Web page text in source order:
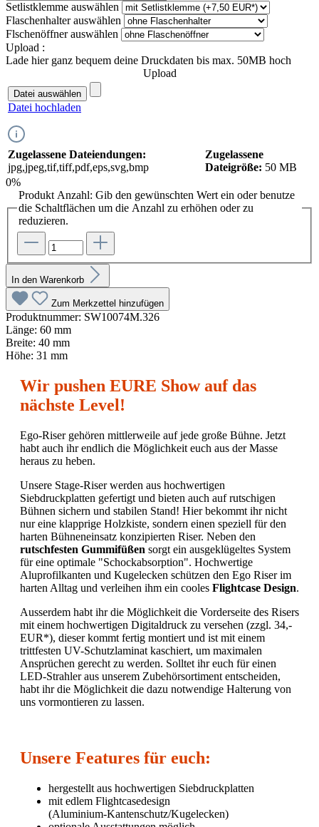
Setlistklemme auswählen
Flaschenhalterauswählen
Flschenöffnerauswählen
Upload :
Lade hier ganz bequem deine Druckdaten bis max. 50MB hoch
Upload
Datei auswählen
Datei hochladen
Zugelassene Dateiendungen:
jpg,jpeg,tif,tiff,pdf,eps,svg,bmp
Zugelassene
Dateigröße: 50 MB
0%
Produkt Anzahl: Gib den gewünschten Wert ein oder benutze
die Schaltflächen um die Anzahl zu erhöhen oder zu
reduzieren.
In den Warenkorb
Zum Merkzettel hinzufügen
Produktnummer: SW10074M.326
Länge: 60 mm
Breite: 40 mm
Höhe: 31 mm
Wir pushen EURE Show auf das
nächste Level!
Ego-Riser gehören mittlerweile auf jede große Bühne. Jetzt
habt auch ihr endlich die Möglichkeit euch aus der Masse
heraus zu heben.
Unsere Stage-Riser werden aus hochwertigen
Siebdruckplatten gefertigt und bieten auch auf rutschigen
Bühnen sichern und stabilen Stand! Hier bekommt ihr nicht
nur eine klapprige Holzkiste, sondern einen speziell für den
harten Bühneneinsatz konzipierten Riser. Neben den
rutschfesten Gummifüßen sorgt ein ausgeklügeltes System
für eine optimale "Schockabsorption". Hochwertige
Aluprofilkanten und Kugelecken schützen den Ego Riser im
harten Alltag und verleihen ihm ein cooles Flightcase Design.
Ausserdem habt ihr die Möglichkeit die Vorderseite des Risers
mit einem hochwertigen Digitaldruck zu versehen (zzgl. 34,-
EUR*), dieser kommt fertig montiert und ist mit einem
trittfesten UV-Schutzlaminat kaschiert, um maximalen
Ansprüchen gerecht zu werden. Solltet ihr euch für einen
LED-Strahler aus unserem Zubehörsortiment entscheiden,
habt ihr die Möglichkeit die dazu notwendige Halterung von
uns vormontieren zu lassen.
Unsere Features für euch:
hergestellt aus hochwertigen Siebdruckplatten
mit edlem Flightcasedesign
(Aluminium-Kantenschutz/Kugelecken)